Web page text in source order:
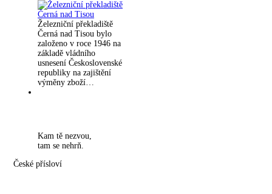
Železniční překladiště
Černá nad Tisou bylo
založeno v roce 1946 na
základě vládního
usnesení Československé
republiky na zajištění
výměny zboží…
Kam tě nezvou,
tam se nehrň.
České přísloví